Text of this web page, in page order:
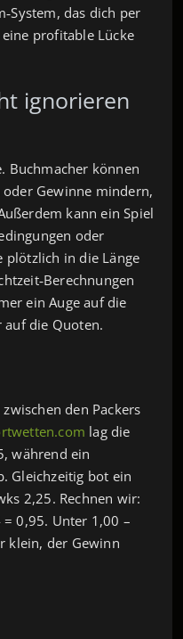
das dich per
profitable Lücke
ignorieren
Buchmacher können
Gewinne mindern,
kann ein Spiel
oder
plötzlich in die Länge
ein Auge auf die
auf die Quoten.
den Packers
lag die
während ein
Gleichzeitig bot ein
2,25. Rechnen wir:
0,95. Unter 1,00 –
klein, der Gewinn